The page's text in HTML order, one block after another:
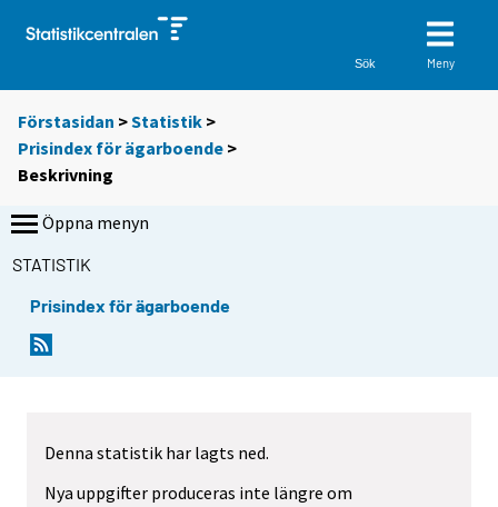
Sök Meny
Förstasidan >Statistik >
Prisindex för ägarboende >
Beskrivning
Öppna menyn
STATISTIK
Prisindex för ägarboende
Denna statistik har lagts ned.
Nya uppgifter produceras inte längre om